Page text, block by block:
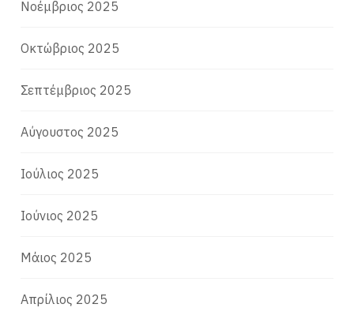
Νοέμβριος 2025
Οκτώβριος 2025
Σεπτέμβριος 2025
Αύγουστος 2025
Ιούλιος 2025
Ιούνιος 2025
Μάιος 2025
Απρίλιος 2025